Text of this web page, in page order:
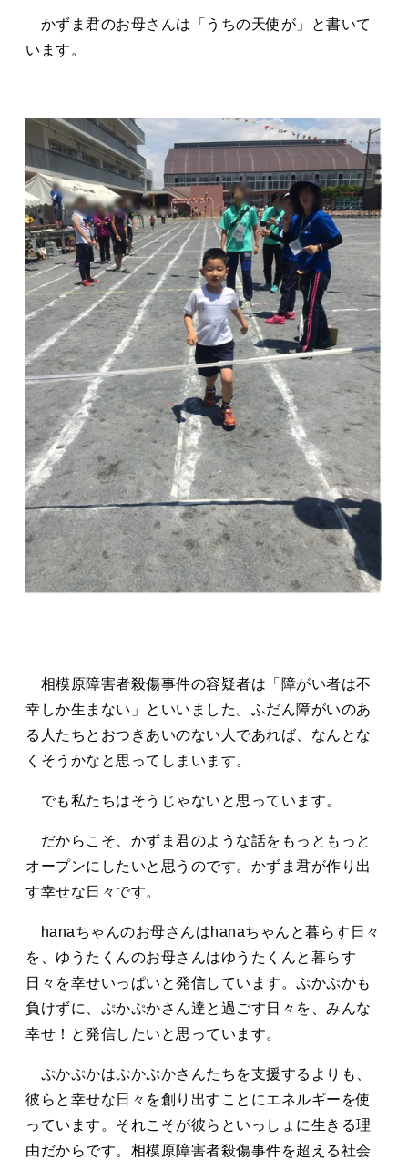
かずま君のお母さんは「うちの天使が」と書いて
います。
相模原障害者殺傷事件の容疑者は「障がい者は不
幸しか生まない」といいました。ふだん障がいのあ
る人たちとおつきあいのない人であれば、なんとな
くそうかなと思ってしまいます。
でも私たちはそうじゃないと思っています。
だからこそ、かずま君のような話をもっともっと
オープンにしたいと思うのです。かずま君が作り出
す幸せな日々です。
hanaちゃんのお母さんはhanaちゃんと暮らす日々
を、ゆうたくんのお母さんはゆうたくんと暮らす
日々を幸せいっぱいと発信しています。ぷかぷかも
負けずに、ぷかぷかさん達と過ごす日々を、みんな
幸せ！と発信したいと思っています。
ぷかぷかはぷかぷかさんたちを支援するよりも、
彼らと幸せな日々を創り出すことにエネルギーを使
っています。それこそが彼らといっしょに生きる理
由だからです。相模原障害者殺傷事件を超える社会